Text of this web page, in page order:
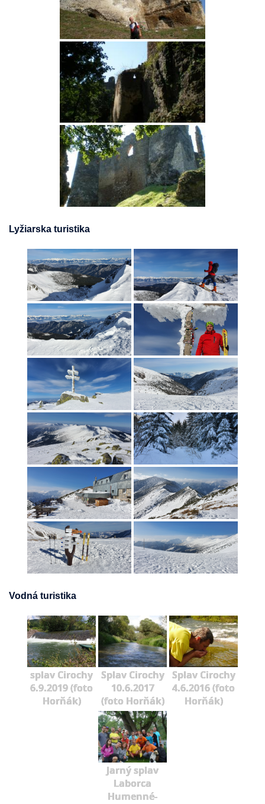
Lyžiarska turistika
Vodná turistika
splav Cirochy
6.9.2019 (foto
Horňák)
Splav Cirochy
10.6.2017
(foto Horňák)
Splav Cirochy
4.6.2016 (foto
Horňák)
Jarný splav
Laborca
Humenné-